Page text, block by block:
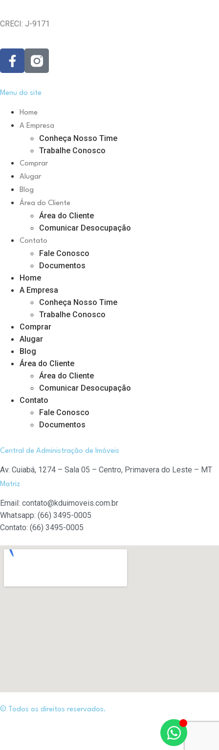
CRECI: J-9171
Menu do site
Home
A Empresa
Conheça Nosso Time
Trabalhe Conosco
Comprar
Alugar
Blog
Área do Cliente
Área do Cliente
Comunicar Desocupação
Contato
Fale Conosco
Documentos
Home
A Empresa
Conheça Nosso Time
Trabalhe Conosco
Comprar
Alugar
Blog
Área do Cliente
Área do Cliente
Comunicar Desocupação
Contato
Fale Conosco
Documentos
Central de Administração de Imóveis
Av. Cuiabá, 1274 – Sala 05 – Centro, Primavera do Leste – MT
Matriz
Email: contato@kduimoveis.com.br
Whatsapp: (66) 3495-0005
Contato: (66) 3495-0005
© Todos os direitos reservados.